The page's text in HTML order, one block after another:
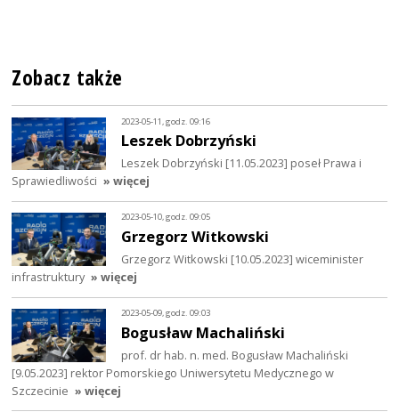
Zobacz także
2023-05-11, godz. 09:16
Leszek Dobrzyński
Leszek Dobrzyński [11.05.2023] poseł Prawa i
Sprawiedliwości » więcej
2023-05-10, godz. 09:05
Grzegorz Witkowski
Grzegorz Witkowski [10.05.2023] wiceminister
infrastruktury » więcej
2023-05-09, godz. 09:03
Bogusław Machaliński
prof. dr hab. n. med. Bogusław Machaliński
[9.05.2023] rektor Pomorskiego Uniwersytetu Medycznego w
Szczecinie » więcej